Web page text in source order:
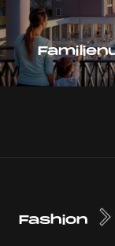
Fashion